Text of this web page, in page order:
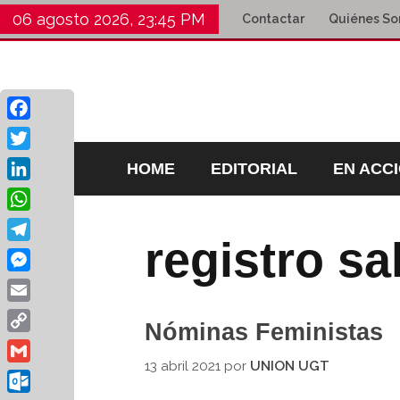
06 agosto 2026, 23:45 PM Contactar Quiénes
HOME EDITORIAL EN
registro
Nóminas Feministas
13 abril 2021 por UNION UGT
Facebook
Twitter
LinkedIn
WhatsApp
Telegram
Messenger
Email
Copy
Link
Gmail